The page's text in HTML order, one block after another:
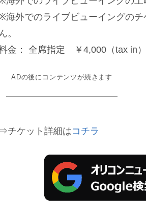
海外でのライブビューイングの
ん。
金： 全席指定 ￥4,000（tax in）
ADの後にコンテンツが続きます
⇒チケット詳細はコチラ